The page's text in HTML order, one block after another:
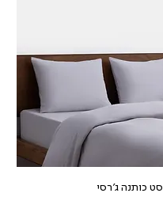
סט כותנה ג'רסי